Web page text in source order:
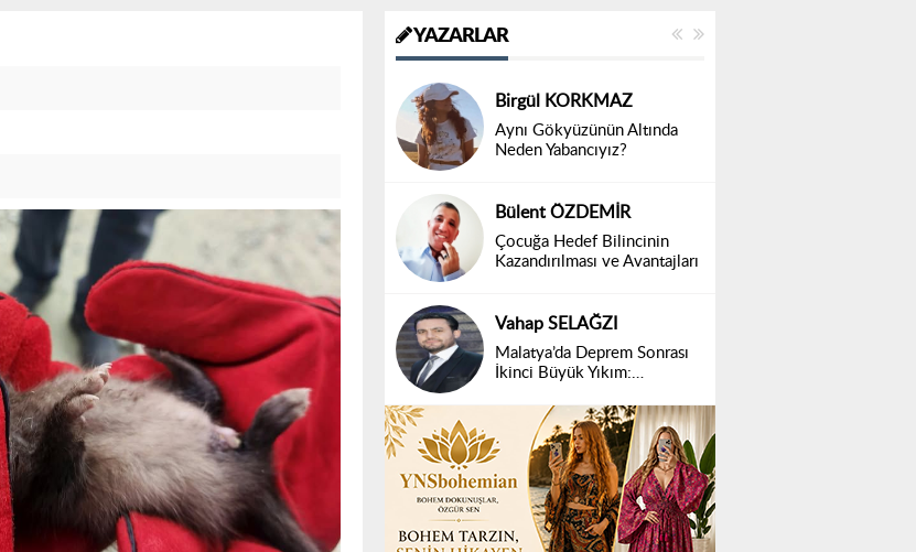
YAZARLAR
Birgül KORKMAZ
Aynı Gökyüzünün Altında
Neden Yabancıyız?
Bülent ÖZDEMİR
Çocuğa Hedef Bilincinin
Kazandırılması ve Avantajları
Vahap SELAĞZI
Malatya’da Deprem Sonrası
İkinci Büyük Yıkım: